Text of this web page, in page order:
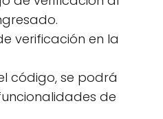
verificación en la
código, se podrá
de